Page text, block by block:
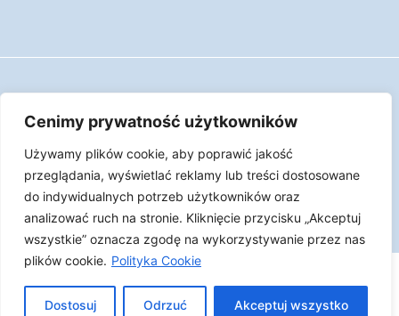
Cenimy prywatność użytkowników
Używamy plików cookie, aby poprawić jakość
przeglądania, wyświetlać reklamy lub treści dostosowane
do indywidualnych potrzeb użytkowników oraz
analizować ruch na stronie. Kliknięcie przycisku „Akceptuj
wszystkie” oznacza zgodę na wykorzystywanie przez nas
plików cookie. Polityka Cookie
Dostosuj Odrzuć Akceptuj wszystko
Polityka Cookies
LAPIDARIUM Jacka Kilińskiego | Człowiek jest
epizodem w życiu przedmiotów.
Made with ♥︎ by Skydoo